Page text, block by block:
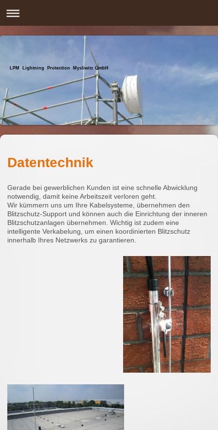
LPM Lightning Protection Mysliwitz GmbH
Datentechnik
Gerade bei gewerblichen Kunden ist eine schnelle Abwicklung
notwendig, damit keine Arbeitszeit verloren geht.
Wir kümmern uns um Ihre Kabelsysteme, übernehmen den
Blitzschutz-Support und können auch die Einrichtung der inneren
Blitzschutzanlagen übernehmen. Wichtig ist zudem eine
intelligente Verkabelung, um einen koordinierten Blitzschutz
innerhalb Ihres Netzwerks zu garantieren.